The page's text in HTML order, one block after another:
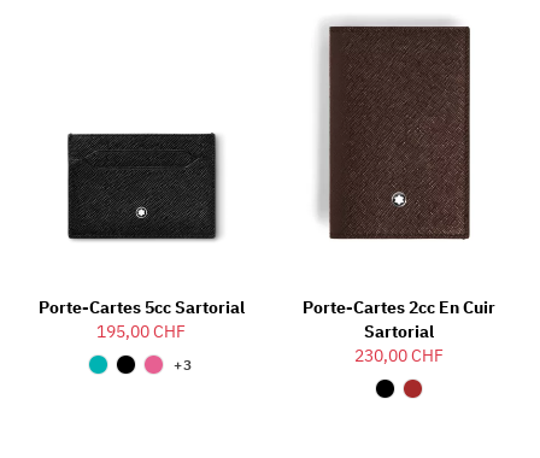
Porte-Cartes 5cc Sartorial
195,00 CHF
+3
Porte-Cartes 2cc En Cuir
Sartorial
230,00 CHF